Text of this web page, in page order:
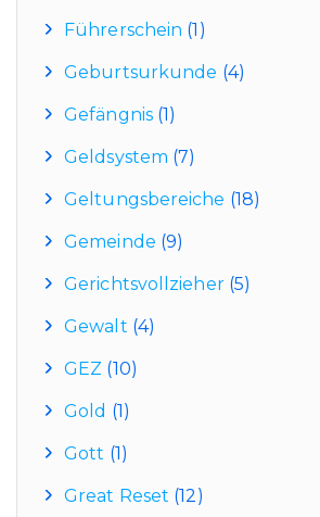
Führerschein (1)
Geburtsurkunde (4)
Gefängnis(1)
Geldsystem (7)
Geltungsbereiche (18)
Gemeinde (9)
Gerichtsvollzieher(5)
Gewalt (4)
GEZ (10)
Gold (1)
Gott (1)
Great Reset (12)